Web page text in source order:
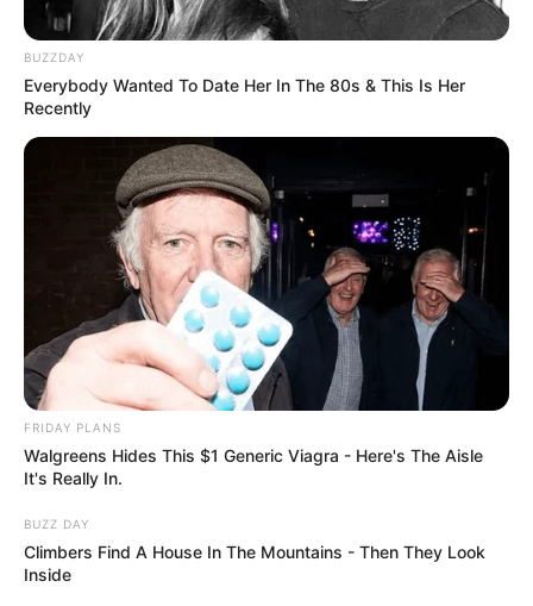
🚨 Kezdeményezték Pócs János mentelmi jogának
felfüggesztését – komoly ügy került elő
🔎 Tarjányi Péter olyat vett észre Orbán Viktor
tusványosi beszédében, amelyet más nem
Kategóriák
Művészek
Természet
Történetek
Világ
BUZZDAY
Everybody Wanted To Date Her In The 80s & This Is Her
Recently
FRIDAY PLANS
Walgreens Hides This $1 Generic Viagra - Here's The Aisle
It's Really In.
BUZZ DAY
Climbers Find A House In The Mountains - Then They Look
Inside